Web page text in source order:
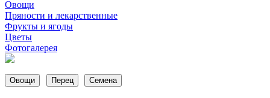
Овощи
Пряности и лекарственные
Фрукты и ягоды
Цветы
Фотогалерея